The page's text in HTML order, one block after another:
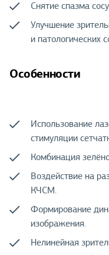
Снятие спазма
Улучшение
и патологических
Особенности
Использование
стимуляции
Комбинация
Воздействие на
КЧСМ.
Формирование
изображения.
Нелинейная